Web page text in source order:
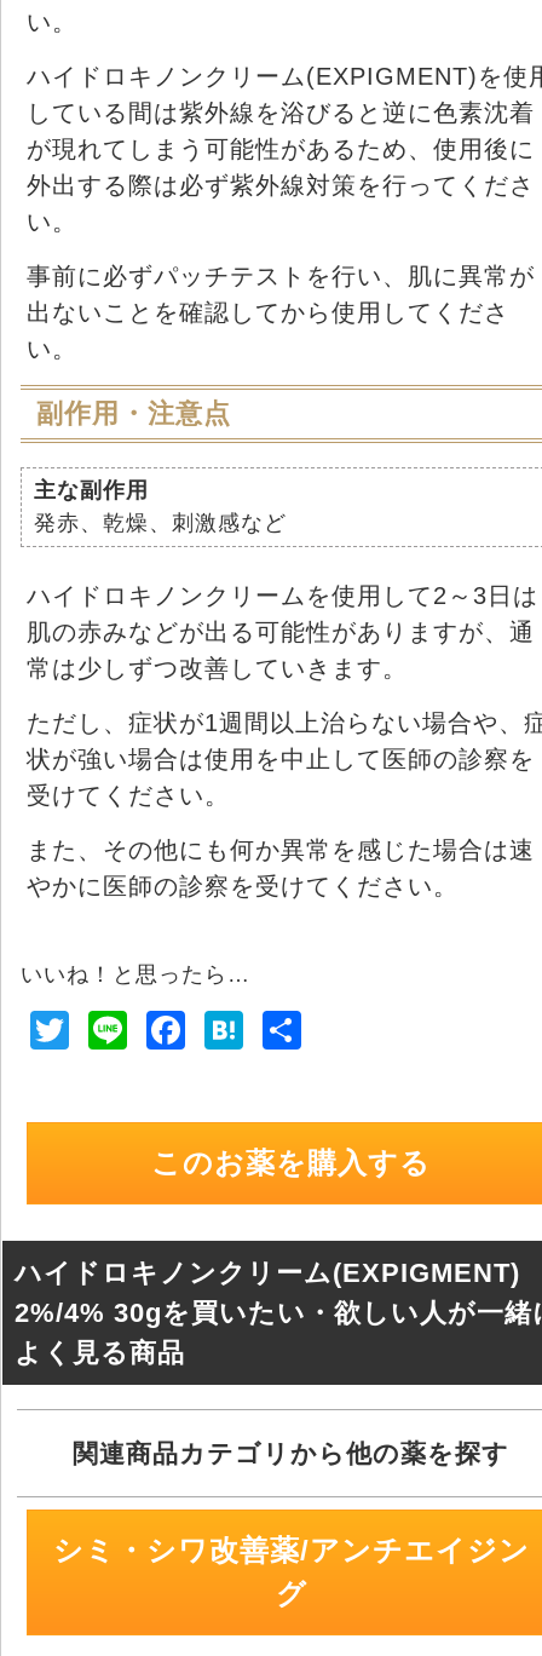
い。
ハイドロキノンクリーム(EXPIGMENT)を使
している間は紫外線を浴びると逆に色素沈着
が現れてしまう可能性があるため、使用後に
外出する際は必ず紫外線対策を行ってくださ
い。
事前に必ずパッチテストを行い、肌に異常が
出ないことを確認してから使用してくださ
い。
副作用・注意点
主な副作用
発赤、乾燥、刺激感など
ハイドロキノンクリームを使用して2～3日は
肌の赤みなどが出る可能性がありますが、通
常は少しずつ改善していきます。
ただし、症状が1週間以上治らない場合や、
状が強い場合は使用を中止して医師の診察を
受けてください。
また、その他にも何か異常を感じた場合は速
やかに医師の診察を受けてください。
いいね！と思ったら…
T
Li
e
b
o
k
H
n
a
このお薬を購入する
ハイドロキノンクリーム(EXPIGMENT)
2%/4% 30gを買いたい・欲しい人が一緒
よく見る商品
関連商品カテゴリから他の薬を探す
シミ・シワ改善薬/アンチエイジン
グ